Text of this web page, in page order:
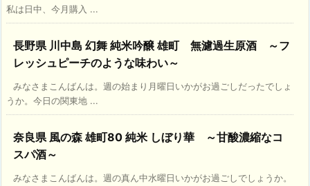
私は日中、今月購入 ...
長野県 川中島 幻舞 純米吟醸 雄町 無濾過生原酒 ～フ
レッシュピーチのような味わい～
みなさまこんばんは。週の始まり月曜日いかがお過ごしだったでしょ
うか。今日の関東地 ...
奈良県 風の森 雄町80 純米 しぼり華 ～甘酸濃縮なコ
スパ酒～
みなさまこんばんは。週の真ん中水曜日いかがお過ごしでしょうか。